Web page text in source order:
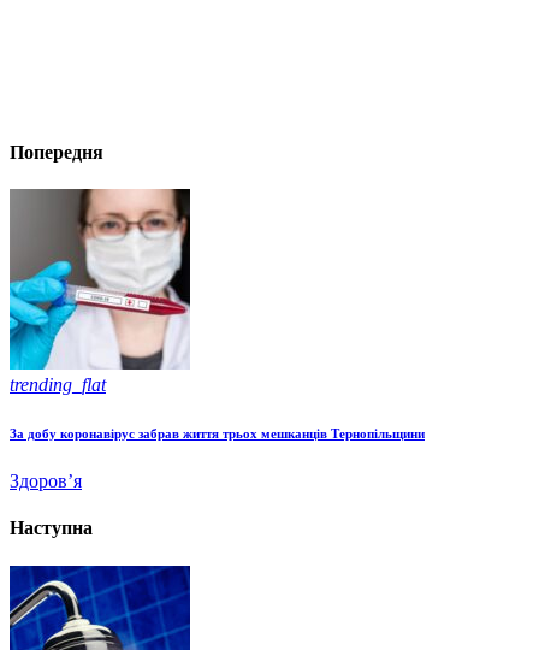
Попередня
trending_flat
За добу коронавірус забрав життя трьох мешканців Тернопільщини
Здоров’я
Наступна